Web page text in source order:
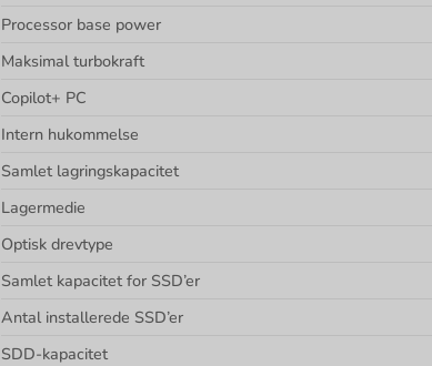
Processor base power
Maksimal turbokraft
Copilot+ PC
Intern hukommelse
Samlet lagringskapacitet
Lagermedie
Optisk drevtype
Samlet kapacitet for SSD’er
Antal installerede SSD’er
SDD-kapacitet